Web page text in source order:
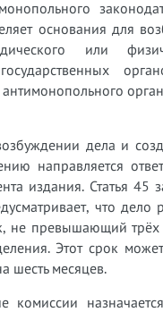
основания для
или
дела и
направляется
издания. Статья 45
что дело
не превышающий трёх
Этот срок
шесть месяцев.
комиссии